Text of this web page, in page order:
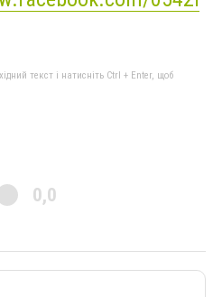
текст і натисніть Ctrl + Enter, щоб
0,0